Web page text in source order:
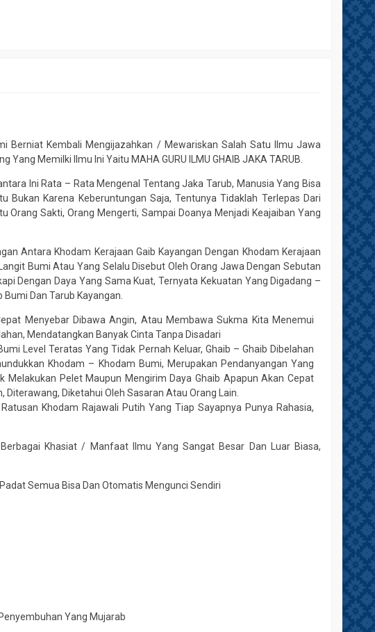
Berniat Kembali Mengijazahkan / Mewariskan Salah Satu Ilmu Jawa
Memilki Ilmu Ini Yaitu MAHA GURU ILMU GHAIB JAKA TARUB.
Ini Rata – Rata Mengenal Tentang Jaka Tarub, Manusia Yang Bisa
Bukan Karena Keberuntungan Saja, Tentunya Tidaklah Terlepas Dari
Sakti, Orang Mengerti, Sampai Doanya Menjadi Keajaiban Yang
Antara Khodam Kerajaan Gaib Kayangan Dengan Khodam Kerajaan
Bumi Atau Yang Selalu Disebut Oleh Orang Jawa Dengan Sebutan
Dengan Daya Yang Sama Kuat, Ternyata Kekuatan Yang Digadang –
Dan Tarub Kayangan.
Menyebar Dibawa Angin, Atau Membawa Sukma Kita Menemui
Mendatangkan Banyak Cinta Tanpa Disadari
Level Teratas Yang Tidak Pernah Keluar, Ghaib – Ghaib Dibelahan
Khodam – Khodam Bumi, Merupakan Pendanyangan Yang
Pelet Maupun Mengirim Daya Ghaib Apapun Akan Cepat
Diketahui Oleh Sasaran Atau Orang Lain.
Khodam Rajawali Putih Yang Tiap Sayapnya Punya Rahasia,
Khasiat / Manfaat Ilmu Yang Sangat Besar Dan Luar Biasa,
Semua Bisa Dan Otomatis Mengunci Sendiri
Yang Mujarab